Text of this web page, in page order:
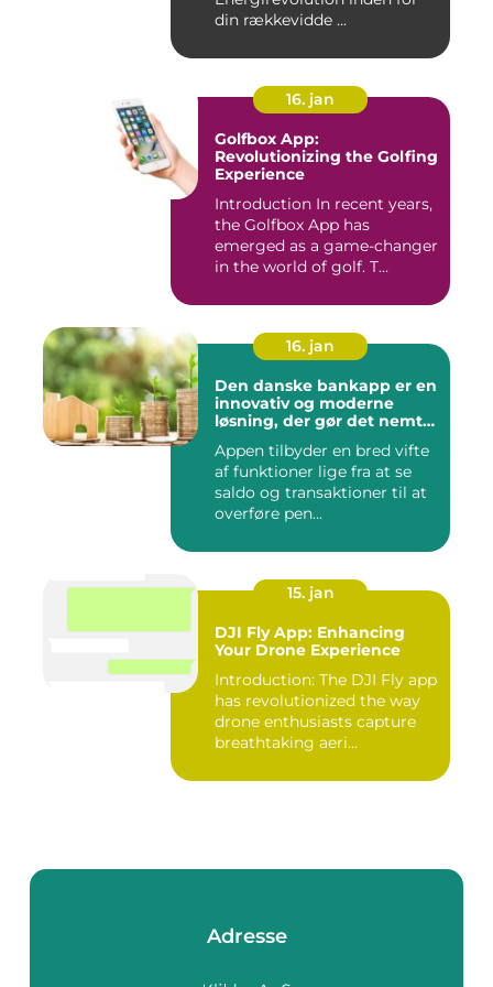
din rækkevidde ...
16. jan
Golfbox App:
Revolutionizing the Golfing
Experience
Introduction In recent years,
the Golfbox App has
emerged as a game-changer
in the world of golf. T...
16. jan
Den danske bankapp er en
innovativ og moderne
løsning, der gør det nemt
at administrere deres
økonomiske forhold
Appen tilbyder en bred vifte
af funktioner lige fra at se
saldo og transaktioner til at
overføre pen...
15. jan
DJI Fly App: Enhancing
Your Drone Experience
Introduction: The DJI Fly app
has revolutionized the way
drone enthusiasts capture
breathtaking aeri...
Adresse